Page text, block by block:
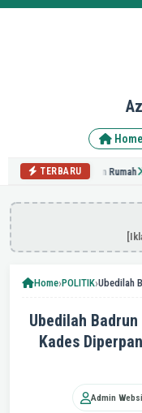
Home
TERBARU
Kenyamanan Rumah
Home›POLITIK›
Ubedilah
Kades
Admin